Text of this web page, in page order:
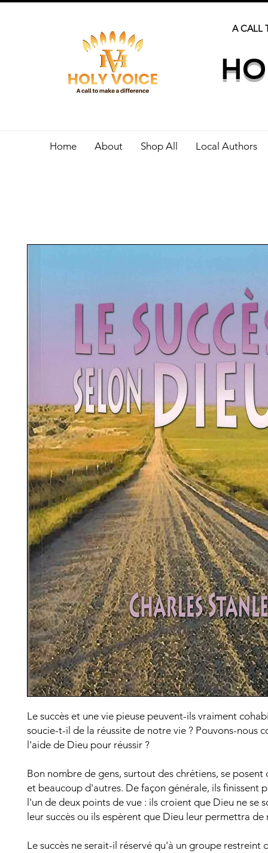
A CALL
Home About Shop All Local Authors
Le succès et une vie pieuse peuvent-ils vraiment
soucie-t-il de la réussite de notre vie ? Pouvons-nous
l'aide de Dieu pour réussir ?
Bon nombre de gens, surtout des chrétiens, se posent
et beaucoup d'autres. De façon générale, ils finissent
l'un de deux points de vue : ils croient que Dieu ne se
leur succès ou ils espèrent que Dieu leur permettra de
Le succès ne serait-il réservé qu'à un groupe restreint